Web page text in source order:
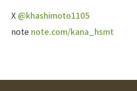
X @khashimoto1105
note note.com/kana_hsmt